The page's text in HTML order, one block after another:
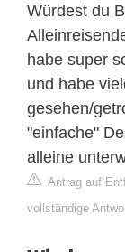
Würdest du
habe super
und habe
gesehen/
"einfache"
alleine
Antrag auf
vollständige